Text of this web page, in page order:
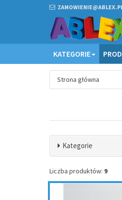
KATEGORIE
Strona główna
Kategorie
Liczba produktów: 9